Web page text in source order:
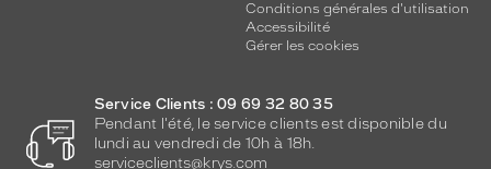
Conditions générales d'utilisation
Accessibilité
Gérer les cookies
Service Clients : 09 69 32 80 35
Pendant l'été, le service clients est disponible du
lundi au vendredi de 10h à 18h.
serviceclients@krys.com